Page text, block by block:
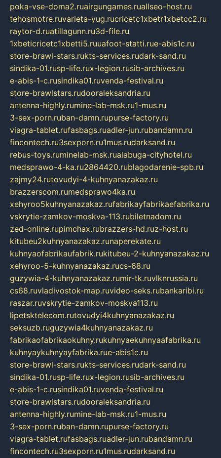
poka-vse-doma2.ruairgungames.ruallseo-host.ru
tehosmotre.ruvarieta-yug.rucricetc1xbetr1xbetcc2.ru
raytor-d.ruatillagunn.ru3d-file.ru
1xbeticricetc1xbetti5.ruuafoot-statti.rue-abis1c.ru
store-brawl-stars.rukts-services.rudark-sand.ru
sindika-01.rusp-life.rux-legion.rusib-archives.ru
e-abis-1-c.rusindika01.ruvenda-festival.ru
store-brawlstars.rudooraleksandria.ru
antenna-highly.rumine-lab-msk.ru1-mus.ru
3-sex-porn.ruban-damn.rupurse-factory.ru
viagra-tablet.rufasbags.ruadler-jun.rubandamn.ru
fincontech.ru3sexporn.ru1mus.rudarksand.ru
rebus-toys.ruminelab-msk.rualabuga-cityhotel.ru
medsprawo-4-ka.ru2864420.rublagodarenie-spb.ru
zajmy24.rutovudyi-4-kuhnyanazakaz.ru
brazzerscom.rumedsprawo4ka.ru
xehyroo5kuhnyanazakaz.rufabrikayfabrikaefabrika.ru
vskrytie-zamkov-moskva-113.rubiletnadom.ru
zed-online.rupimchax.rubrazzers-hd.ruz-host.ru
kitubeu2kuhnyanazakaz.runaperekate.ru
kuhnyaofabrikaufabrik.rukitubeu-2-kuhnyanazakaz.ru
xehyroo-5-kuhnyanazakaz.rucs-68.ru
guzywia-4-kuhnyanazakaz.rumir-tk.ruvlknrussia.ru
cs68.ruvladivostok-map.ruvideo-seks.rubankaribi.ru
raszar.ruvskrytie-zamkov-moskva113.ru
lipetsktelecom.rutovudyi4kuhnyanazakaz.ru
seksuzb.ruguzywia4kuhnyanazakaz.ru
fabrikaofabrikaokuhny.rukuhnyaekuhnyaafabrika.ru
kuhnyaykuhnyayfabrika.rue-abis1c.ru
store-brawl-stars.rukts-services.rudark-sand.ru
sindika-01.rusp-life.rux-legion.rusib-archives.ru
e-abis-1-c.rusindika01.ruvenda-festival.ru
store-brawlstars.rudooraleksandria.ru
antenna-highly.rumine-lab-msk.ru1-mus.ru
3-sex-porn.ruban-damn.rupurse-factory.ru
viagra-tablet.rufasbags.ruadler-jun.rubandamn.ru
fincontech.ru3sexporn.ru1mus.rudarksand.ru